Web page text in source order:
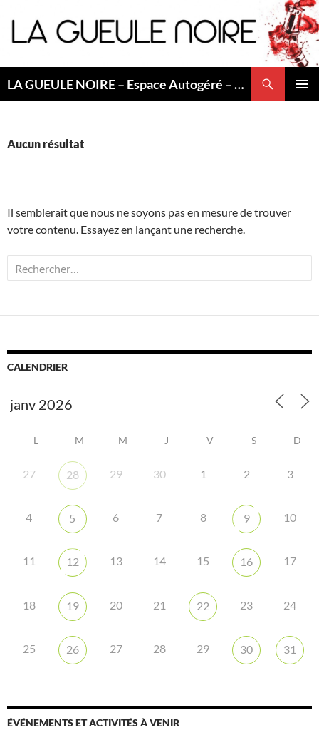
au
contenu
LA GUEULE NOIRE – Espace Autogéré – Saint Etienne
Aucun résultat
Il semblerait que nous ne soyons pas en mesure de trouver
votre contenu. Essayez en lançant une recherche.
Rechercher :
CALENDRIER
L M M J V S D
27 28 29 30 1 2 3
4 5 6 7 8 9 10
11 12 13 14 15 16 17
18 19 20 21 22 23 24
25 26 27 28 29 30 31
ÉVÉNEMENTS ET ACTIVITÉS À VENIR